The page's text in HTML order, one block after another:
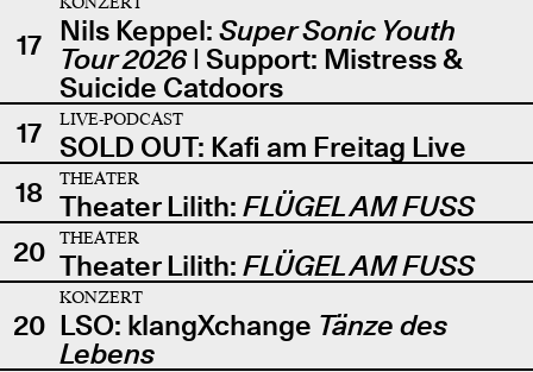
17 Nils Keppel: Super Sonic Youth
Tour 2026| Support: Mistress &
Suicide Catdoors
17
LIVE-PODCAST
SOLD OUT: Kafi am Freitag Live
18
THEATER
Theater Lilith: FLÜGEL AM FUSS
20
THEATER
Theater Lilith: FLÜGEL AM FUSS
20
KONZERT
LSO: klangXchange Tänze des
Lebens